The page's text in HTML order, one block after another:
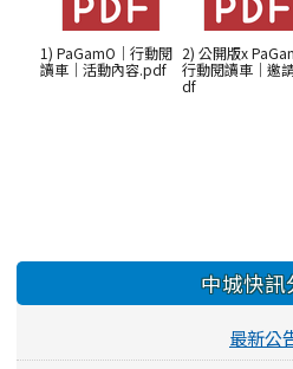
1) PaGamO｜行動閱
讀車｜活動內容.pdf
2) 公開版x
行動閱讀車｜邀
df
左邊區域內容 中城快訊
最新公